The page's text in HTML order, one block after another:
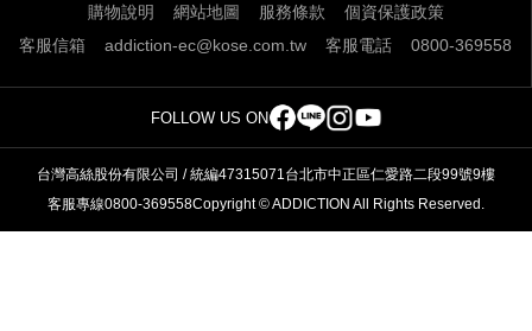
購物說明 網站地圖 服務條款
個資保護政策
客服信箱
addiction-ec@kose.com.tw 客服電話 0800-369558
FOLLOW US ON
台灣高絲股份有限公司 / 統編47315071台北市中正區仁愛路二段99號9樓
客服專線0800-369558Copyright © ADDICTION All Rights Reserved.